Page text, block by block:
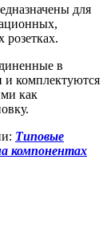
для
розетках.
в
и комплектуются
как
Типовые
компонентах